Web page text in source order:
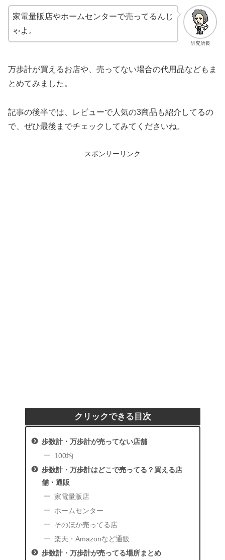
研究所長
家電量販店やホームセンターで売ってるんじ
ゃよ。
万歩計が買えるお店や、売ってない場合の代用品などもま
とめてみました。
記事の後半では、レビューで人気の3商品も紹介してるの
で、ぜひ最後までチェックしてみてくださいね。
スポンサーリンク
クリックできる目次
歩数計・万歩計が売ってない店舗
100均
歩数計・万歩計はどこで売ってる？買える店
舗・通販
家電量販店
ホームセンター
そのほか売ってる店
楽天・Amazonなど通販
歩数計・万歩計が売ってる場所まとめ